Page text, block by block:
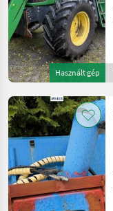
Használt gép